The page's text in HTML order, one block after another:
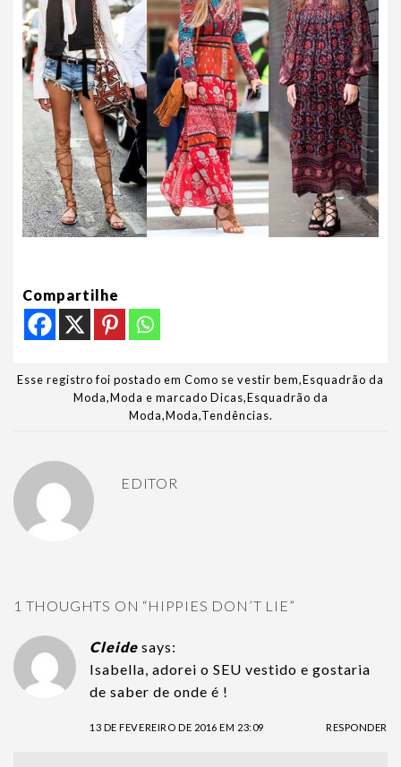
Compartilhe
Esse registro foi postado em Como se vestir bem,Esquadrão da
Moda,Moda e marcado Dicas,Esquadrão da
Moda,Moda,Tendências.
EDITOR
1 THOUGHTS ON “HIPPIES DON’T LIE”
Cleide says:
Isabella, adorei o SEU vestido e gostaria
de saber de onde é !
13 DE FEVEREIRO DE 2016 EM 23:09 RESPONDER